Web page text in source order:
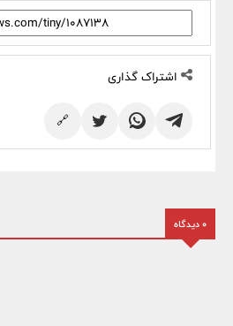
اشتراک گذاری
🔗
0 دیدگاه